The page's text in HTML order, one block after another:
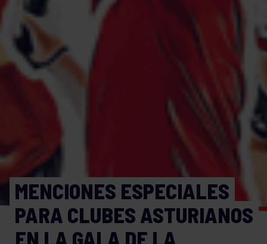
MENCIONES ESPECIALES
PARA CLUBES ASTURIANOS
EN LA GALA DE LA